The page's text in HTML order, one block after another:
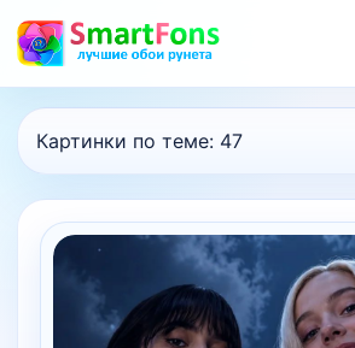
Картинки по теме: 47